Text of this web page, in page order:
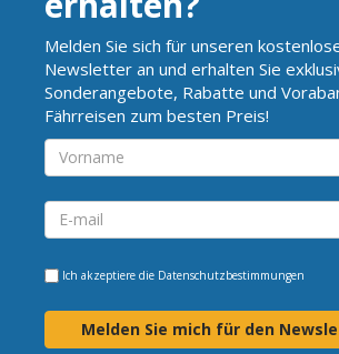
Melden Sie sich für unseren
Newsletter an und erhalten Sie
Sonderangebote, Rabatte und
Fährreisen zum besten Preis!
Ich akzeptiere die Datenschutzbestimmungen
Melden Sie mich für den